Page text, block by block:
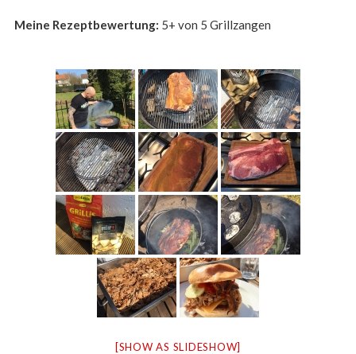
Meine Rezeptbewertung: 5+ von 5 Grillzangen
[SHOW AS SLIDESHOW]